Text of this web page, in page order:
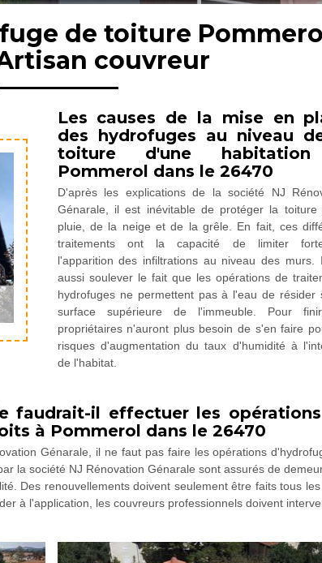
de toiture
couvreur
Les causes de la mise en
des hydrofuges au niveau
toiture d'une
Pommerol dans le 26470
D'après les explications de la société NJ
Génarale, il est inévitable de protéger la toiture
pluie, de la neige et de la grêle. En fait, ces
traitements ont la capacité de limiter
l'apparition des infiltrations au niveau des murs.
aussi soulever le fait que les opérations de
hydrofuges ne permettent pas à l'eau de résider
surface supérieure de l'immeuble. Pour
propriétaires n'auront plus besoin de s'en faire
risques d'augmentation du taux d'humidité à
de l'habitat.
faudrait-il effectuer les
à Pommerol dans le 26470
Génarale, il ne faut pas faire les opérations
la société NJ Rénovation Génarale sont assurés de
Des renouvellements doivent seulement être faits tous
à l'application, les couvreurs professionnels doivent